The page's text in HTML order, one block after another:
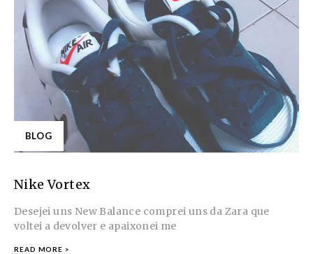
BLOG
Nike Vortex
Desejei uns New Balance comprei uns da Zara que
voltei a devolver e apaixonei me
READ MORE >